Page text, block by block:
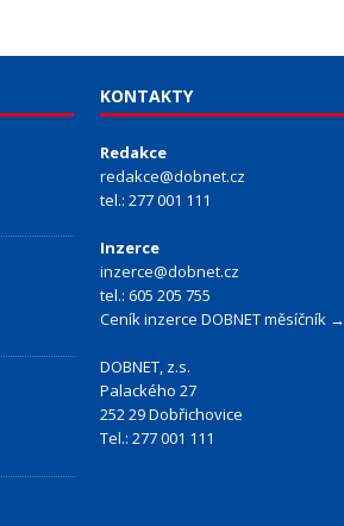
KONTAKTY
Redakce
redakce@dobnet.cz
tel.: 277 001 111
Inzerce
inzerce@dobnet.cz
tel.: 605 205 755
Ceník inzerce DOBNET měsíčník →
DOBNET, z.s.
Palackého 27
252 29 Dobřichovice
Tel.: 277 001 111